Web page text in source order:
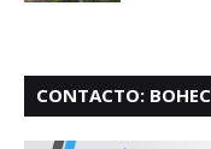
CONTACTO: